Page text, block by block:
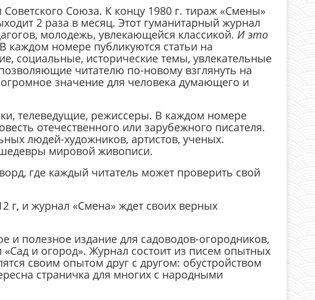
Союза. К концу 1980 г. тираж «Смены»
2 раза в месяц. Этот гуманитарный журнал
молодежь, увлекающейся классикой. И это
В каждом номере публикуются статьи на
социальные, исторические темы, увлекательные
читателю по-новому взглянуть на
значение для человека думающего и
телеведущие, режиссеры. В каждом номере
отечественного или зарубежного писателя.
людей-художников, артистов, ученых.
мировой живописи.
где каждый читатель может проверить свой
г, и журнал «Смена» ждет своих верных
и полезное издание для садоводов-огородников,
и огород». Журнал состоит из писем опытных
своим опытом друг с другом: обустройством
страничка для многих с народными